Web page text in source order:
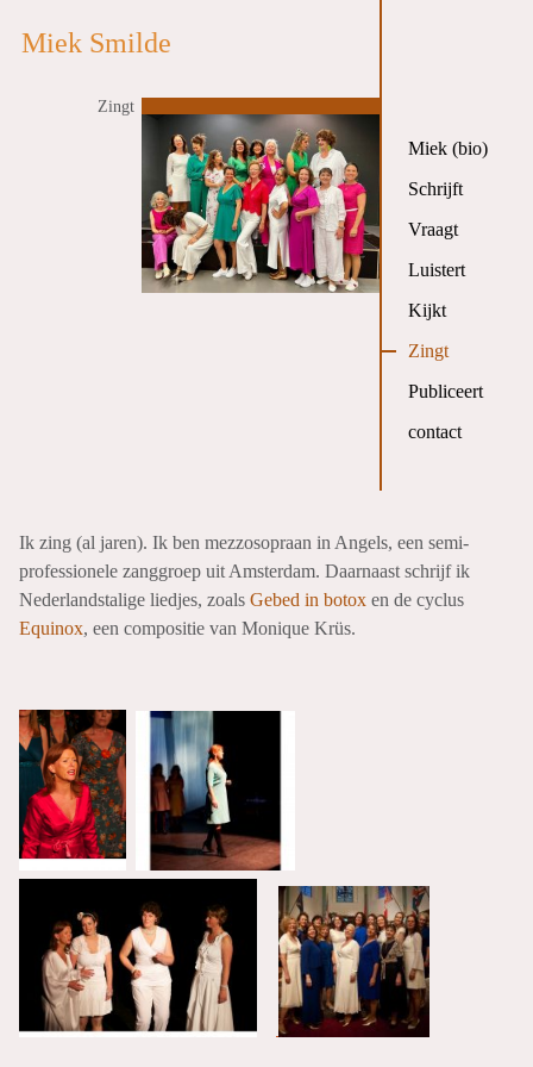
Miek (bio)
Schrijft
Vraagt
Luistert
Kijkt
Zingt
Publiceert
contact
Miek Smilde
Zingt
Ik zing (al jaren). Ik ben mezzosopraan in Angels, een semi-
professionele zanggroep uit Amsterdam. Daarnaast schrijf ik
Nederlandstalige liedjes, zoals Gebed in botox en de cyclus
Equinox, een compositie van Monique Krüs.